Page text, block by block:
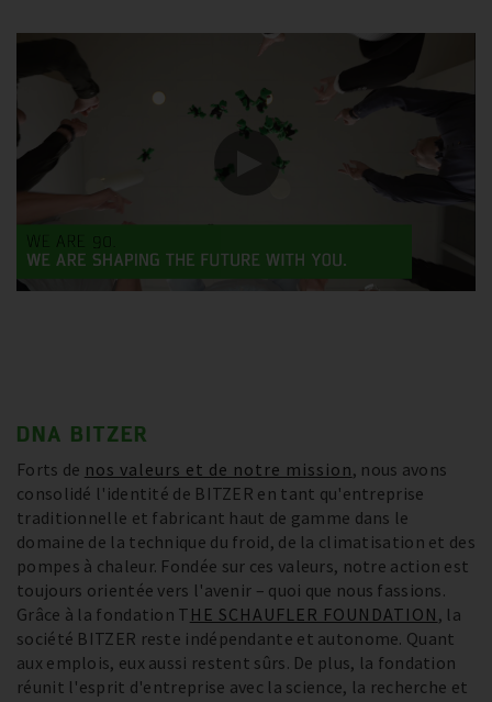
DNA BITZER
Forts de nos valeurs et de notre mission, nous avons
consolidé l'identité de BITZER en tant qu'entreprise
traditionnelle et fabricant haut de gamme dans le
domaine de la technique du froid, de la climatisation et des
pompes à chaleur. Fondée sur ces valeurs, notre action est
toujours orientée vers l'avenir – quoi que nous fassions.
Grâce à la fondation T HE SCHAUFLER FOUNDATION , la
société BITZER reste indépendante et autonome. Quant
aux emplois, eux aussi restent sûrs. De plus, la fondation
réunit l'esprit d'entreprise avec la science, la recherche et